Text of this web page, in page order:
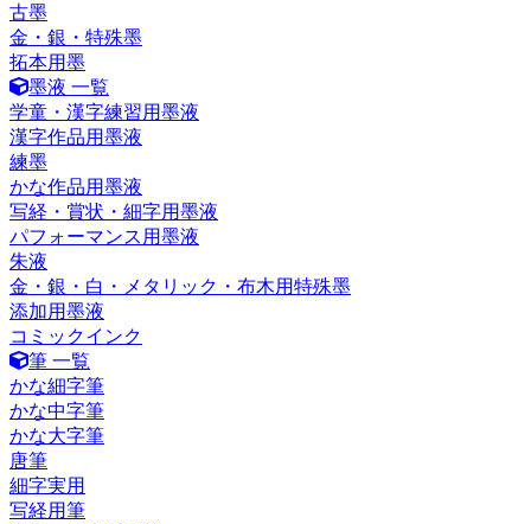
古墨
金・銀・特殊墨
拓本用墨
墨液 一覧
学童・漢字練習用墨液
漢字作品用墨液
練墨
かな作品用墨液
写経・賞状・細字用墨液
パフォーマンス用墨液
朱液
金・銀・白・メタリック・布木用特殊墨
添加用墨液
コミックインク
筆 一覧
かな細字筆
かな中字筆
かな大字筆
唐筆
細字実用
写経用筆